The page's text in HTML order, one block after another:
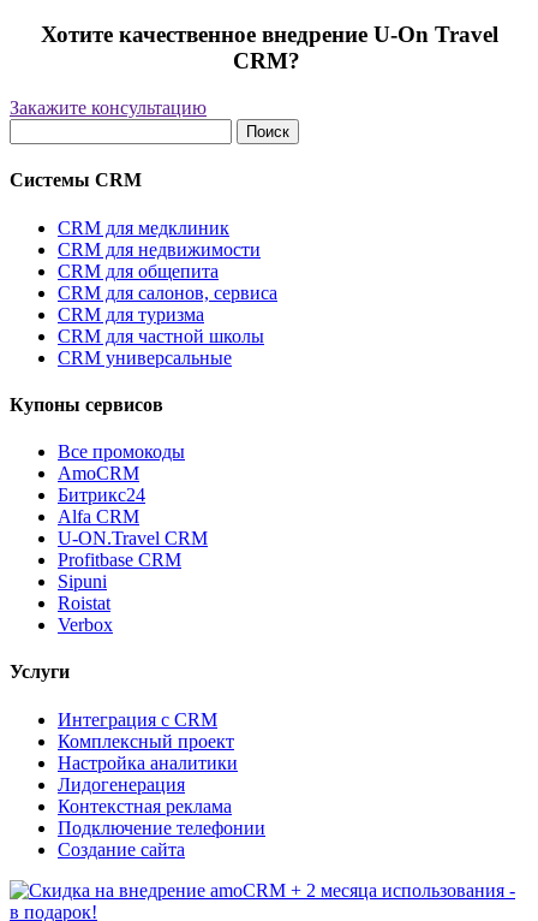
Хотите качественное внедрение U-On Travel
CRM?
Закажите консультацию
Системы CRM
CRM для медклиник
CRM для недвижимости
CRM для общепита
CRM для салонов, сервиса
CRM для туризма
CRM для частной школы
CRM универсальные
Купоны сервисов
Все промокоды
AmoCRM
Битрикс24
Alfa CRM
U-ON.Travel CRM
Profitbase CRM
Sipuni
Roistat
Verbox
Услуги
Интеграция с CRM
Комплексный проект
Настройка аналитики
Лидогенерация
Контекстная реклама
Подключение телефонии
Создание сайта